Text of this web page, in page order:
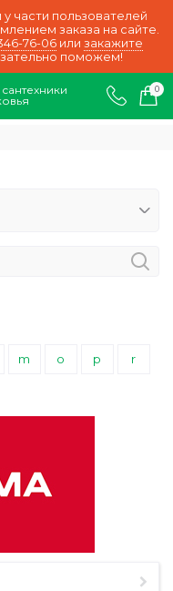
части пользователей
заказа на сайте.
76-06 или закажите
поможем!
0
m o p r